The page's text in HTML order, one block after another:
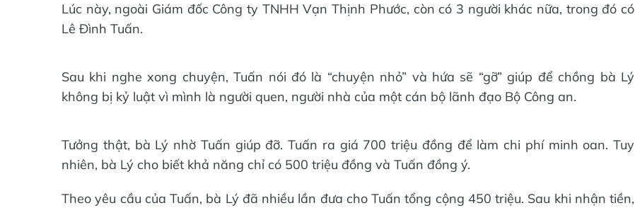
Lúc này, ngoài Giám đốc Công ty TNHH Vạn Thịnh Phước, còn có 3 người khác nữa, trong đó có
Lê Đình Tuấn.
Sau khi nghe xong chuyện, Tuấn nói đó là “chuyện nhỏ” và hứa sẽ “gỡ” giúp để chồng bà Lý
không bị kỷ luật vì mình là người quen, người nhà của một cán bộ lãnh đạo Bộ Công an.
Tưởng thật, bà Lý nhờ Tuấn giúp đỡ. Tuấn ra giá 700 triệu đồng để làm chi phí minh oan. Tuy
nhiên, bà Lý cho biết khả năng chỉ có 500 triệu đồng và Tuấn đồng ý.
Theo yêu cầu của Tuấn, bà Lý đã nhiều lần đưa cho Tuấn tổng cộng 450 triệu. Sau khi nhận tiền,